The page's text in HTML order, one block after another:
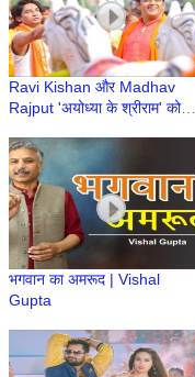
Ravi Kishan और Madhav
Rajput 'अयोध्या के श्रीराम' को
भगवान का अमरूद | Vishal
Gupta